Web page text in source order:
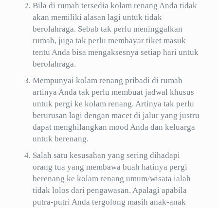
Bila di rumah tersedia kolam renang Anda tidak
akan memiliki alasan lagi untuk tidak
berolahraga. Sebab tak perlu meninggalkan
rumah, juga tak perlu membayar tiket masuk
tentu Anda bisa mengaksesnya setiap hari untuk
berolahraga.
Mempunyai kolam renang pribadi di rumah
artinya Anda tak perlu membuat jadwal khusus
untuk pergi ke kolam renang. Artinya tak perlu
berurusan lagi dengan macet di jalur yang justru
dapat menghilangkan mood Anda dan keluarga
untuk berenang.
Salah satu kesusahan yang sering dihadapi
orang tua yang membawa buah hatinya pergi
berenang ke kolam renang umum/wisata ialah
tidak lolos dari pengawasan. Apalagi apabila
putra-putri Anda tergolong masih anak-anak